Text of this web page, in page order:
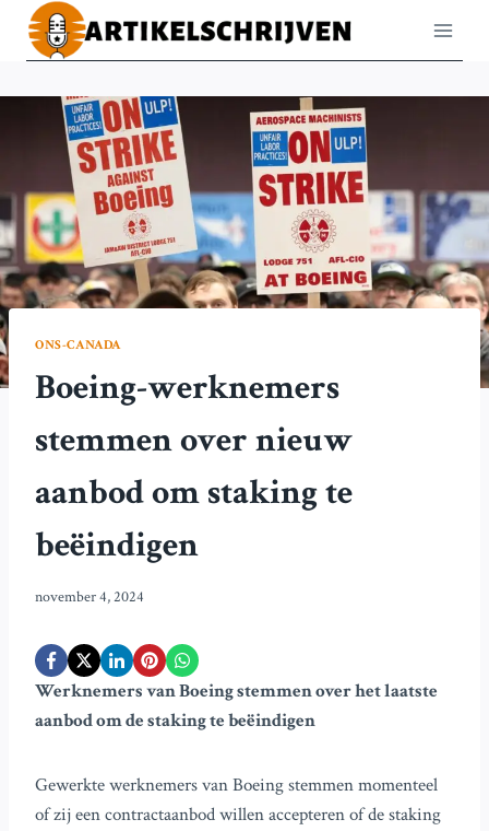
Doorgaan
naar
ONS-CANADA
Boeing-werknemers
stemmen over nieuw
aanbod om staking te
beëindigen
november 4, 2024
Werknemers van Boeing stemmen over het laatste
aanbod om de staking te beëindigen
Gewerkte werknemers van Boeing stemmen momenteel
of zij een contractaanbod willen accepteren of de staking